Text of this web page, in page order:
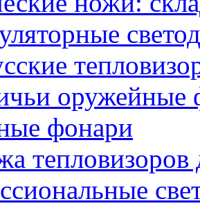
оружейные
фонари
тепловизоров